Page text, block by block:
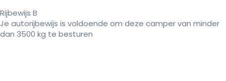
Rijbewijs B
Je autorijbewijs is voldoende om deze camper van minder
dan 3500 kg te besturen